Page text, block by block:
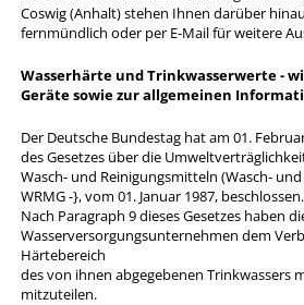
Coswig (Anhalt) stehen Ihnen darüber
fernmündlich oder per E-Mail für weitere
Wasserhärte und Trinkwasserwerte -
Geräte sowie zur allgemeinen
Der Deutsche Bundestag hat am 01.
des Gesetzes über die
Wasch- und Reinigungsmitteln (Wasch-
WRMG -}, vom 01. Januar 1987, beschlossen.
Nach Paragraph 9 dieses Gesetzes haben
Wasserversorgungsunternehmen dem
Härtebereich
des von ihnen abgegebenen Trinkwassers
mitzuteilen.